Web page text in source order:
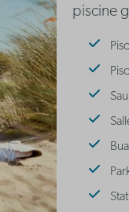
piscine